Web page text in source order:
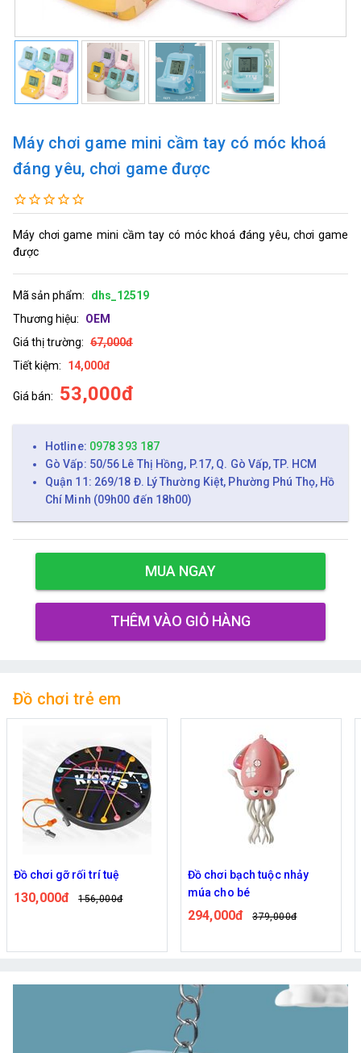
Máy chơi game mini cầm tay có móc khoá
đáng yêu, chơi game được
Máy chơi game mini cầm tay có móc khoá đáng yêu, chơi game
được
Mã sản phẩm:
dhs_12519
Thương hiệu:
OEM
Giá thị trường: 67,000đ
Tiết kiệm:
14,000đ
Giá bán: 53,000đ
Hotline: 0978 393 187
Gò Vấp: 50/56 Lê Thị Hồng, P.17, Q. Gò Vấp, TP. HCM
Quận 11: 269/18 Đ. Lý Thường Kiệt, Phường Phú Thọ, Hồ
Chí Minh (09h00 đến 18h00)
MUA NGAY
THÊM VÀO GIỎ HÀNG
Đồ chơi trẻ em
Đồ chơi gỡ rối trí tuệ
130,000đ 156,000đ
Đồ chơi bạch tuộc nhảy
múa cho bé
294,000đ 379,000đ